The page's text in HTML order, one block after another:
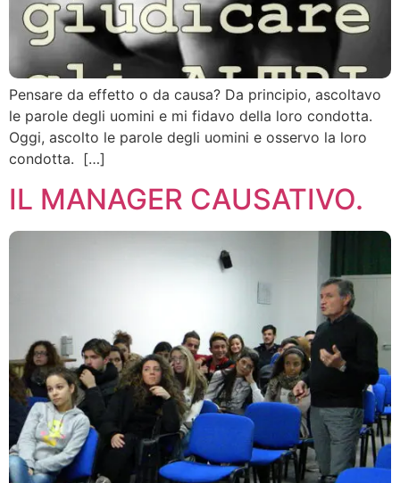
Pensare da effetto o da causa? Da principio, ascoltavo
le parole degli uomini e mi fidavo della loro condotta.
Oggi, ascolto le parole degli uomini e osservo la loro
condotta. […]
IL MANAGER CAUSATIVO.